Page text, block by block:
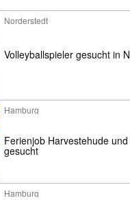
Norderstedt
Volleyballspieler gesucht in
Hamburg
Ferienjob Harvestehude
gesucht
Hamburg